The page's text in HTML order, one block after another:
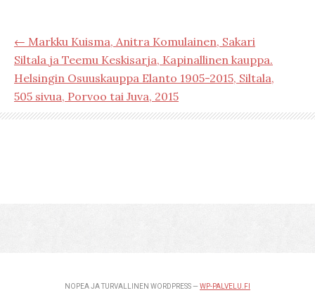
← Markku Kuisma, Anitra Komulainen, Sakari
Siltala ja Teemu Keskisarja, Kapinallinen kauppa.
Helsingin Osuuskauppa Elanto 1905-2015, Siltala,
505 sivua, Porvoo tai Juva, 2015
NOPEA JA TURVALLINEN WORDPRESS — WP-PALVELU.FI